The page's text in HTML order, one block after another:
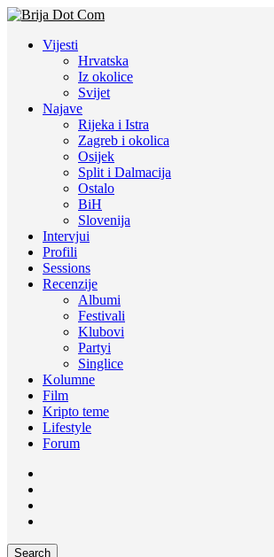
Vijesti
Hrvatska
Iz okolice
Svijet
Najave
Rijeka i Istra
Zagreb i okolica
Osijek
Split i Dalmacija
Ostalo
BiH
Slovenija
Intervjui
Profili
Sessions
Recenzije
Albumi
Festivali
Klubovi
Partyi
Singlice
Kolumne
Film
Kripto teme
Lifestyle
Forum